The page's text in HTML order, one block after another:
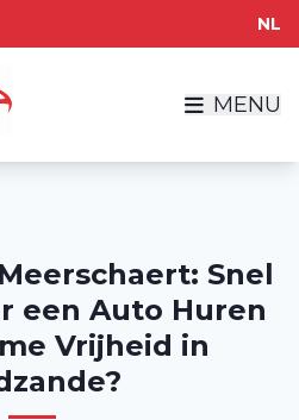
NL
MENU
Snel
een Auto Huren
Vrijheid in